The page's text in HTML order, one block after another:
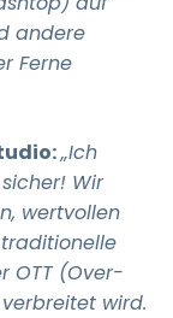
andere
Ferne
„Ich
Wir
wertvollen
OTT (Over-
wird.